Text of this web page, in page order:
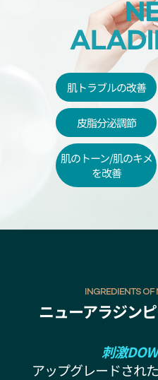
肌トラブルの改善
皮脂分泌調節
肌のトーン/肌のキメ
を改善
ニューアラジン
INGREDIENTS OF
刺激
アップグレードされ